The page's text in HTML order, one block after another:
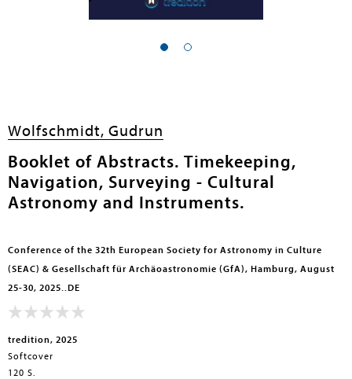
Wolfschmidt, Gudrun
Booklet of Abstracts. Timekeeping,
Navigation, Surveying - Cultural
Astronomy and Instruments.
Conference of the 32th European Society for Astronomy in Culture
(SEAC) & Gesellschaft für Archäoastronomie (GfA), Hamburg, August
25-30, 2025..DE
tredition, 2025
Softcover
120 S.